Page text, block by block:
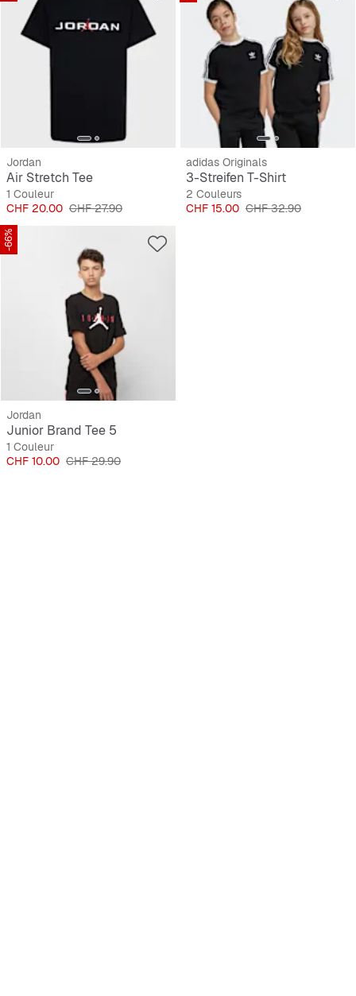
Jordan
Air Stretch Tee
1 Couleur
Prix
CHF 20.00 Prix original
CHF 27.90
adidas Originals
3-Streifen T-Shirt
2 Couleurs
Prix
CHF 15.00 Prix original
CHF 32.90
-66%
Jordan
Junior Brand Tee 5
1 Couleur
Prix
CHF 10.00 Prix original
CHF 29.90